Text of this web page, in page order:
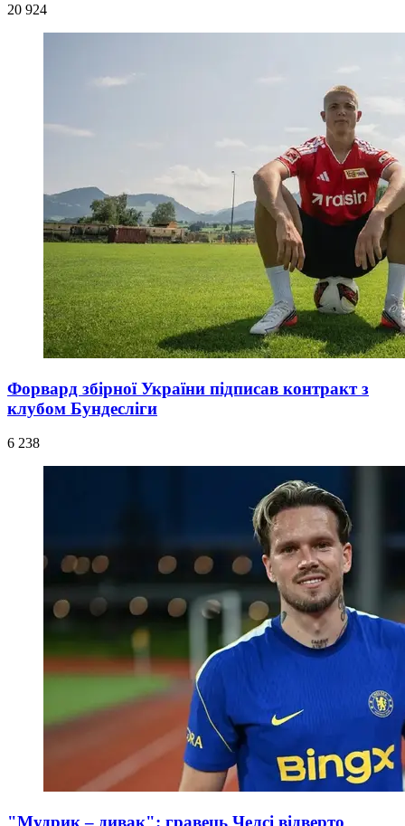
20 924
Форвард збірної України підписав контракт з
клубом Бундесліги
6 238
"Мудрик – дивак": гравець Челсі відверто